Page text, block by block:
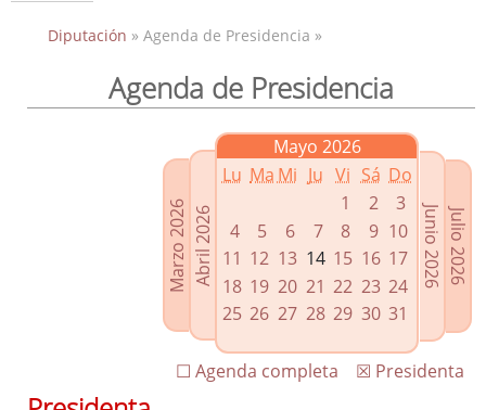
Presidencia
Enlaces relacionados
Agenda de Presidencia
Plenos provinciales y Juntas de gobierno
Oficina de Proyectos Europeos
Diputación » Agenda de Presidencia »
Agenda de Presidencia
Marzo 2026Abril 2026
Mayo 2026
Lu Ma Mi Ju Vi Sá Do
1
2
3
4
5 6 7 8 9 10
11 12 13 14 15 16 17
18 19 20 21 22 23 24
25 26 27 28 29 30 31
Julio 2026
Junio 2026
☒ Presidenta
☐ Agenda completa